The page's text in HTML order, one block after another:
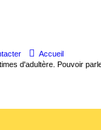
d'adultère. Pouvoir
Accueil